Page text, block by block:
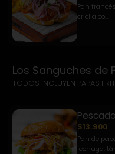
Pan
criolla co...
Los Sanguches de
TODOS INCLUYEN PAPAS
$13.900
Pan de
lechuga,